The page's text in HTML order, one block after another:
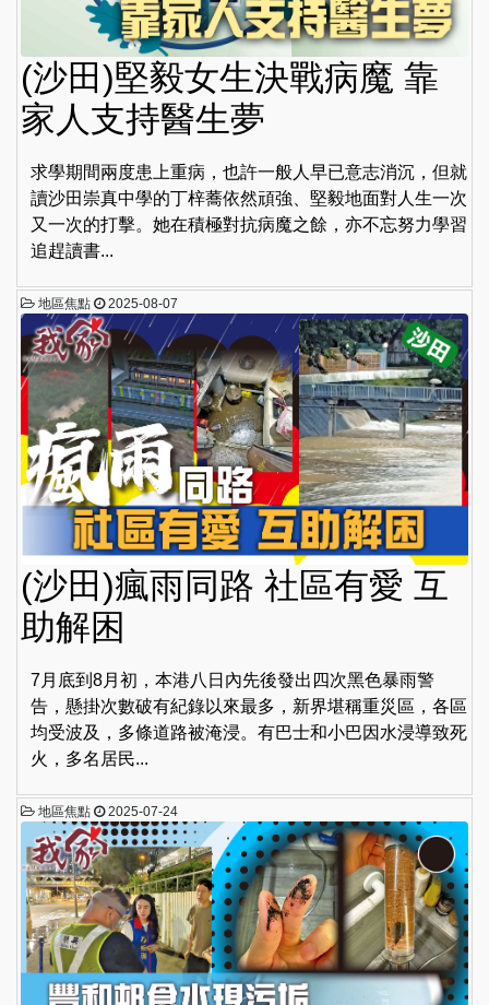
(沙田)堅毅女生決戰病魔 靠
家人支持醫生夢
求學期間兩度患上重病，也許一般人早已意志消沉，但就
讀沙田崇真中學的丁梓蕎依然頑強、堅毅地面對人生一次
又一次的打擊。她在積極對抗病魔之餘，亦不忘努力學習
追趕讀書...
地區焦點 2025-08-07
(沙田)瘋雨同路 社區有愛 互
助解困
7月底到8月初，本港八日內先後發出四次黑色暴雨警
告，懸掛次數破有紀錄以來最多，新界堪稱重災區，各區
均受波及，多條道路被淹浸。有巴士和小巴因水浸導致死
火，多名居民...
地區焦點 2025-07-24